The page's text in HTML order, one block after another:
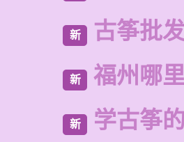
新 古筝批
新 福州哪
新 学古筝